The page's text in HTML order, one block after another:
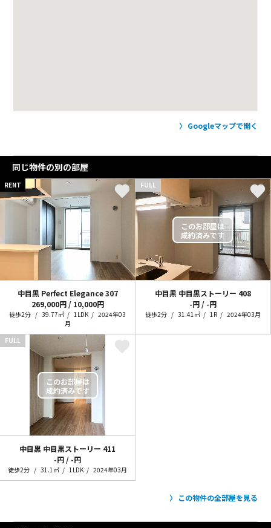
Googleマップで開く
同じ物件の別の部屋
RENT
中目黒 Perfect Elegance 307
269,000円 / 10,000円
徒歩2分 39.77㎡ 1LDK
2024年03
月
FULL
中目黒 中目黒ストーリー 408
-円 / -円
徒歩2分 31.41㎡ 1R 2024年03月
FULL
中目黒 中目黒ストーリー 411
-円 / -円
徒歩2分 31.1㎡ 1LDK 2024年03月
この物件の全部屋を見る